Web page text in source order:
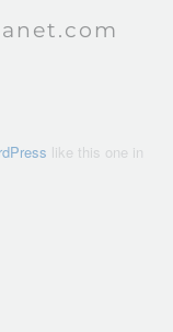
like this one in